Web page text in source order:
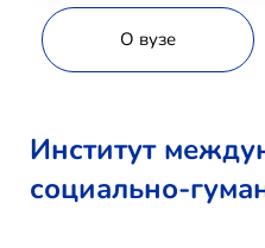
О вузе
Институт
социально-